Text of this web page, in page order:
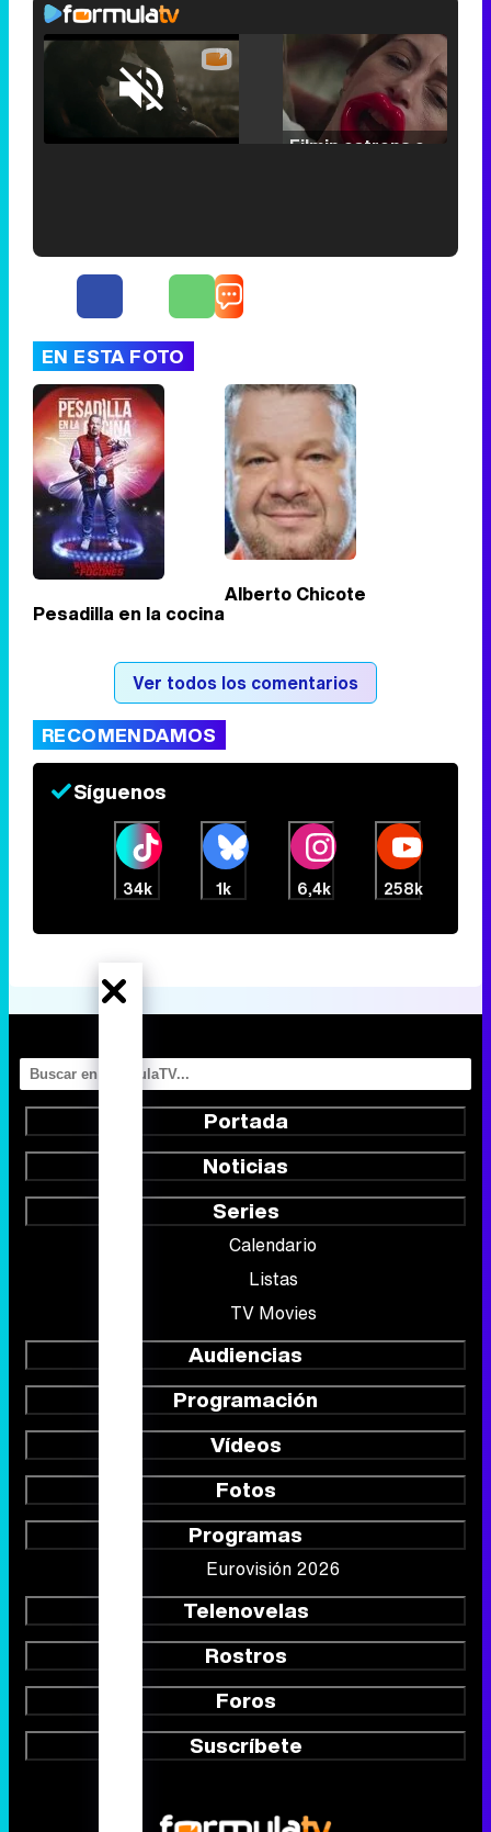
Unmute /
Loaded:
25.30%
EN ESTA FOTO
Pesadilla en la cocina
Alberto Chicote
Ver todos los comentarios
RECOMENDAMOS
Síguenos
34k 1k 6,4k 258k
Portada
Noticias
Series
Calendario
Listas
TV Movies
Audiencias
Programación
Vídeos
Fotos
Programas
Eurovisión 2026
Telenovelas
Rostros
Foros
Suscríbete